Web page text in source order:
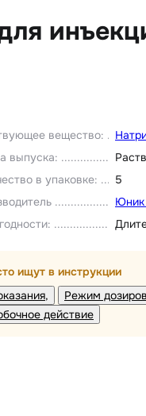
вещество:
выпуска:
в упаковке:
5
Юник
:
ищут в инструкции
Режим
действие